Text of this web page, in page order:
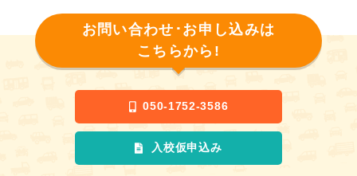
お問い合わせ･お申し込みは
こちらから!
050-1752-3586
入校仮申込み